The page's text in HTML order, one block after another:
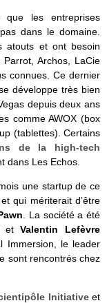
les entreprises
dans le domaine.
atouts et ont besoin
Archos, LaCie
connues. Ce dernier
développe très bien
depuis deux ans
comme AWOX (box
(tablettes). Certains
de la high-tech
dans Les Echos.
une startup de ce
qui mériterait d’être
. La société a été
etValentin Lefèvre
Immersion, le leader
sont rencontrés chez
Initiativeet